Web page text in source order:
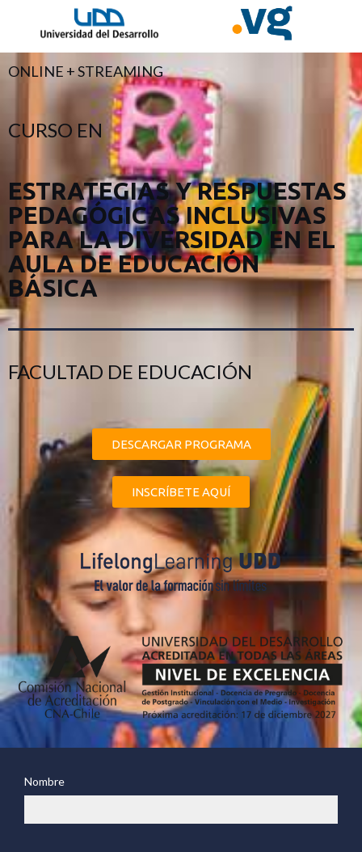
ONLINE + STREAMING
CURSO EN
ESTRATEGIAS Y RESPUESTAS
PEDAGÓGICAS INCLUSIVAS
PARA LA DIVERSIDAD EN EL
AULA DE EDUCACIÓN
BÁSICA
FACULTAD DE EDUCACIÓN
DESCARGAR PROGRAMA
INSCRÍBETE AQUÍ
Nombre